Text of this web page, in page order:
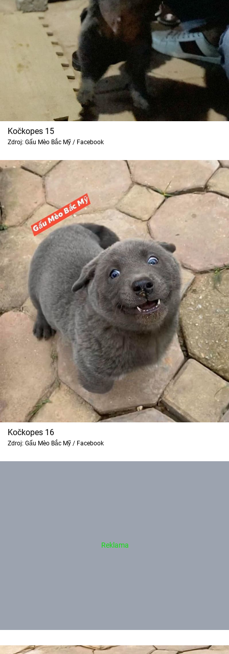
Kočkopes 15
Zdroj: Gấu Mèo Bắc Mỹ / Facebook
Kočkopes 16
Zdroj: Gấu Mèo Bắc Mỹ / Facebook